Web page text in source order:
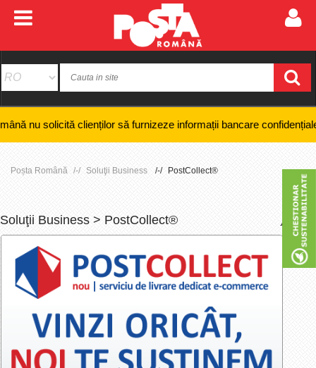
clienților să furnizeze informații bancare confidențiale, numere
Poșta Română Soluţii Business PostCollect®
Soluţii Business > PostCollect® +